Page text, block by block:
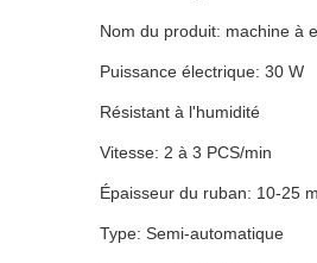
Nom du produit: machine à
Puissance électrique: 30 W
Résistant à l'humidité
Vitesse: 2 à 3 PCS/min
Épaisseur du ruban: 10-25
Type: Semi-automatique